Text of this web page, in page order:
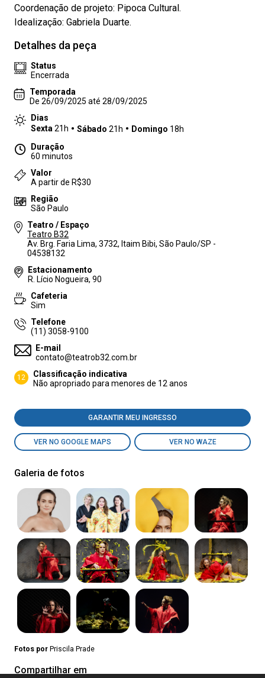
Coordenação de projeto: Pipoca Cultural.
Idealização: Gabriela Duarte.
Detalhes da peça
Status
Encerrada
Temporada
De 26/09/2025 até 28/09/2025
Dias
Sexta 21h Sábado 21h Domingo 18h
Duração
60 minutos
Valor
A partir de R$30
Região
São Paulo
Teatro / Espaço
Teatro B32
Av. Brg. Faria Lima, 3732, Itaim Bibi, São Paulo/SP -
04538132
Estacionamento
R. Lício Nogueira, 90
Cafeteria
Sim
Telefone
(11) 3058-9100
E-mail
contato@teatrob32.com.br
12
Classificação indicativa
Não apropriado para menores de 12 anos
GARANTIR MEU INGRESSO
VER NO GOOGLE MAPS VER NO WAZE
Galeria de fotos
Fotos por Priscila Prade
Compartilhar em